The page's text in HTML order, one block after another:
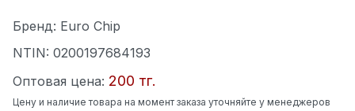
Бренд: Euro Chip
NTIN: 0200197684193
Оптовая цена: 200 тг.
Цену и наличие товара на момент заказа уточняйте у менеджеров